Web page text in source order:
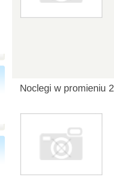
Noclegi w promieniu